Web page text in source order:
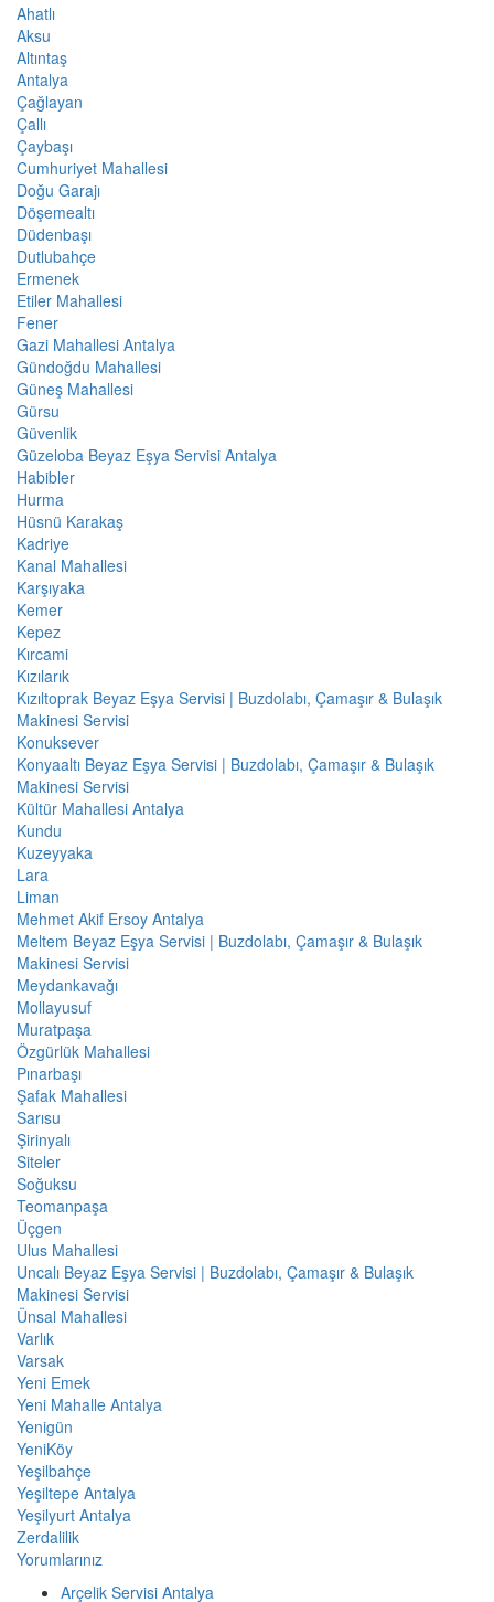
Ahatlı
Aksu
Altıntaş
Antalya
Çağlayan
Çallı
Çaybaşı
Cumhuriyet Mahallesi
Doğu Garajı
Döşemealtı
Düdenbaşı
Dutlubahçe
Ermenek
Etiler Mahallesi
Fener
Gazi Mahallesi Antalya
Gündoğdu Mahallesi
Güneş Mahallesi
Gürsu
Güvenlik
Güzeloba Beyaz Eşya Servisi Antalya
Habibler
Hurma
Hüsnü Karakaş
Kadriye
Kanal Mahallesi
Karşıyaka
Kemer
Kepez
Kırcami
Kızılarık
Kızıltoprak Beyaz Eşya Servisi | Buzdolabı, Çamaşır & Bulaşık
Makinesi Servisi
Konuksever
Konyaaltı Beyaz Eşya Servisi | Buzdolabı, Çamaşır & Bulaşık
Makinesi Servisi
Kültür Mahallesi Antalya
Kundu
Kuzeyyaka
Lara
Liman
Mehmet Akif Ersoy Antalya
Meltem Beyaz Eşya Servisi | Buzdolabı, Çamaşır & Bulaşık
Makinesi Servisi
Meydankavağı
Mollayusuf
Muratpaşa
Özgürlük Mahallesi
Pınarbaşı
Şafak Mahallesi
Sarısu
Şirinyalı
Siteler
Soğuksu
Teomanpaşa
Üçgen
Ulus Mahallesi
Uncalı Beyaz Eşya Servisi | Buzdolabı, Çamaşır & Bulaşık
Makinesi Servisi
Ünsal Mahallesi
Varlık
Varsak
Yeni Emek
Yeni Mahalle Antalya
Yenigün
YeniKöy
Yeşilbahçe
Yeşiltepe Antalya
Yeşilyurt Antalya
Zerdalilik
Yorumlarınız
Arçelik Servisi Antalya